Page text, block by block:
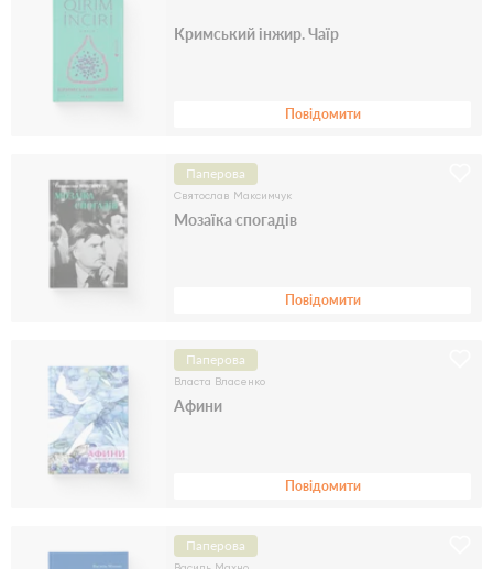
Кримський інжир. Чаїр
Повідомити
Паперова
Святослав Максимчук
Мозаїка спогадів
Повідомити
Паперова
Власта Власенко
Афини
Повідомити
Паперова